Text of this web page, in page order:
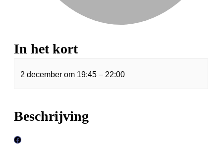
In het kort
2 december om 19:45 – 22:00
Beschrijving